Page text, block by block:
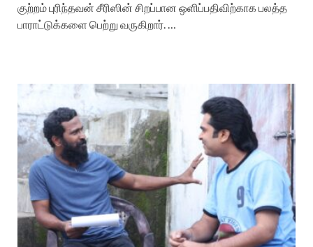
குற்றம் புரிந்தவன் சீரிஸின் சிறப்பான ஒளிப்பதிவிற்காக பலத்த
பாராட்டுக்களை பெற்று வருகிறார். …